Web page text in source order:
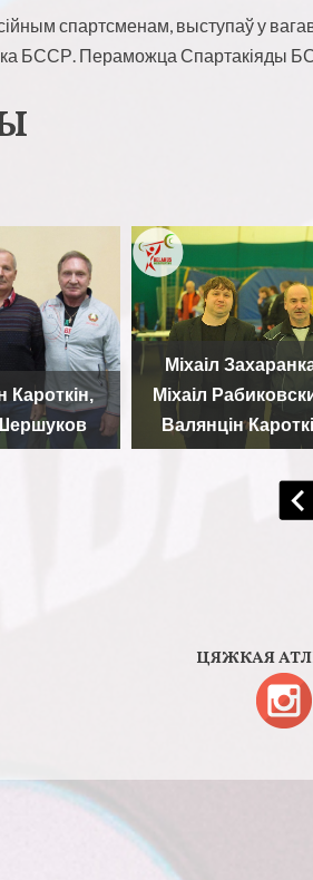
спартсменам, выступаў у
БССР. Пераможца Спартакіяды
Кароткін
Віктар
Аляксандр
Валянцін
Міхаіл
ЦЯЖКАЯ